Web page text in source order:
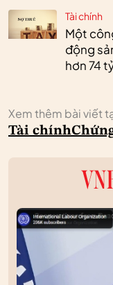
Tài chính
Một
động
hơn 74
Xem thêm bài viết
Tài chính